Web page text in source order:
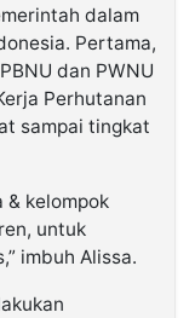
dalam
Pertama,
dan PWNU
Perhutanan
sampai tingkat
& kelompok
untuk
imbuh Alissa.